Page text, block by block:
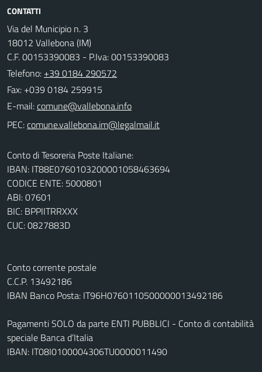
CONTATTI
Via del Municipio n. 3
18012 Vallebona (IM)
C.F. 00153390083 - P.Iva: 00153390083
Telefono: +39 0184 290572
Fax: +039 0184 259915
E-mail:
PEC:
Conto di Tesoreria Poste Italiane:
IBAN: IT88E0760103200001058463694
CODICE ENTE: 5000801
ABI: 07601
BIC: BPPIITRRXXX
CUC: 0827883D
Conto corrente postale
C.C.P. 13492186
IBAN Banco Posta: IT96H0760110500000013492186
Pagamenti SOLO da parte ENTI PUBBLICI - Conto di contabilità
speciale Banca d’Italia
IBAN: IT08I0100004306TU0000011490